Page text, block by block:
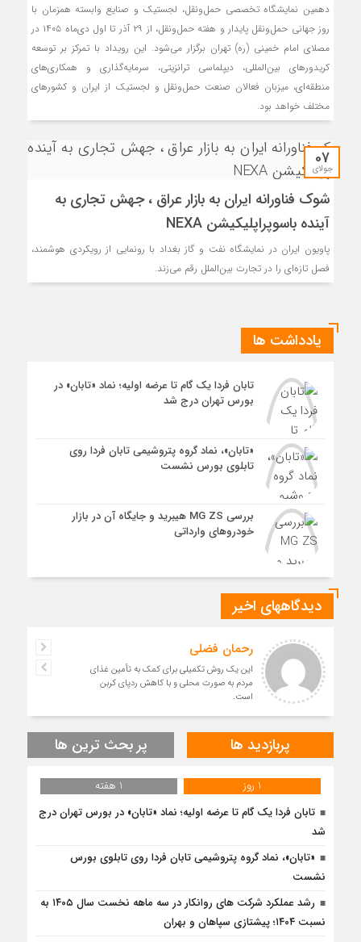
دهمین نمایشگاه تخصصی حمل‌ونقل، لجستیک و صنایع وابسته همزمان با
روز جهانی حمل‌ونقل پایدار و هفته حمل‌ونقل، از ۲۹ آذر تا اول دی‌ماه ۱۴۰۵ در
مصلای امام خمینی (ره) تهران برگزار می‌شود. این رویداد با تمرکز بر توسعه
کریدورهای بین‌المللی، دیپلماسی ترانزیتی، سرمایه‌گذاری و همکاری‌های
منطقه‌ای، میزبان فعالان صنعت حمل‌ونقل و لجستیک از ایران و کشورهای
مختلف خواهد بود.
07
جولای
شوک فناورانه ایران به بازار عراق ، جهش تجاری به
آینده باسوپراپلیکیشن NEXA
پاویون ایران در نمایشگاه نفت و گاز بغداد با رونمایی از رویکردی هوشمند،
فصل تازه‌ای را در تجارت بین‌الملل رقم می‌زند.
یادداشت ها
تابان فردا یک گام تا عرضه اولیه؛ نماد «تابان» در
بورس تهران درج شد
«تابان»، نماد گروه پتروشیمی تابان فردا روی
تابلوی بورس نشست
بررسی MG ZS هیبرید و جایگاه آن در بازار
خودروهای وارداتی
دیدگاههای اخیر
رحمان فضلی
این یک روش تکمیلی برای کمک به تأمین غذای
مردم به صورت محلی و با کاهش ردپای کربن
است.
پربازدید ها پر بحث ترین ها
1 روز
1 هفته
تابان فردا یک گام تا عرضه اولیه؛ نماد «تابان» در بورس تهران درج
شد
«تابان»، نماد گروه پتروشیمی تابان فردا روی تابلوی بورس
نشست
رشد عملکرد شرکت های روانکار در سه ماهه نخست سال ۱۴۰۵ به
نسبت ۱۴۰۴؛ پیشتازی سپاهان و بهران